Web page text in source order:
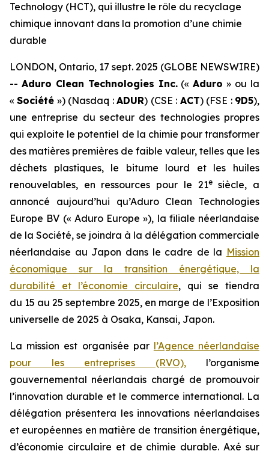
Technology (HCT), qui illustre le rôle du recyclage
chimique innovant dans la promotion d’une chimie
durable
LONDON, Ontario, 17 sept. 2025 (GLOBE NEWSWIRE)
-- Aduro Clean Technologies Inc.(«Aduro » ou la
«Société ») (Nasdaq :ADUR) (CSE : ACT) (FSE : 9D5),
une entreprise du secteur des technologies propres
qui exploite le potentiel de la chimie pour transformer
des matières premières de faible valeur, telles que les
déchets plastiques, le bitume lourd et les huiles
renouvelables, en ressources pour le 21esiècle, a
annoncé aujourd’hui qu’Aduro Clean Technologies
Europe BV (« Aduro Europe »), la filiale néerlandaise
de la Société, se joindra à la délégation commerciale
néerlandaise au Japon dans le cadre de la Mission
économique sur la transition énergétique, la
durabilité et l’économie circulaire, qui se tiendra
du 15 au 25 septembre 2025, en marge de l’Exposition
universelle de 2025 à Osaka, Kansai, Japon.
La mission est organisée par l’Agence néerlandaise
pour les entreprises (RVO),l’organisme
gouvernemental néerlandais chargé de promouvoir
l’innovation durable et le commerce international. La
délégation présentera les innovations néerlandaises
et européennes en matière de transition énergétique,
d’économie circulaire et de chimie durable. Axé sur